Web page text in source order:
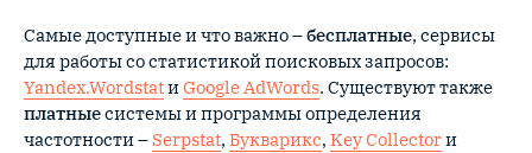
Самые доступные и что важно –бесплатные, сервисы
для работы со статистикой поисковых запросов:
Yandex.WordstatиGoogle AdWords. Существуют также
платныесистемы и программы определения
частотности – Serpstat, Букварикс, Key Collectorи